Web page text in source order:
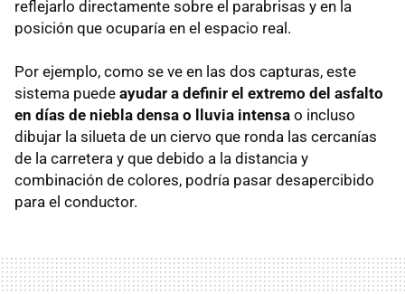
reflejarlo directamente sobre el parabrisas y en la
posición que ocuparía en el espacio real.
Por ejemplo, como se ve en las dos capturas, este
sistema puede ayudar a definir el extremo del asfalto
en días de niebla densa o lluvia intensa o incluso
dibujar la silueta de un ciervo que ronda las cercanías
de la carretera y que debido a la distancia y
combinación de colores, podría pasar desapercibido
para el conductor.